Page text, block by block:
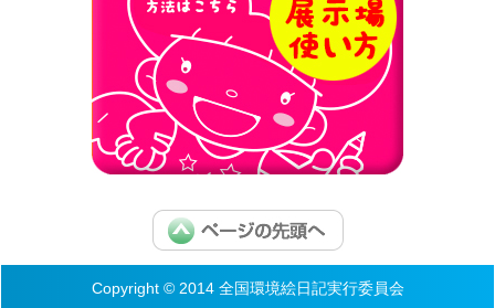
Copyright © 2014 全国環境絵日記実行委員会